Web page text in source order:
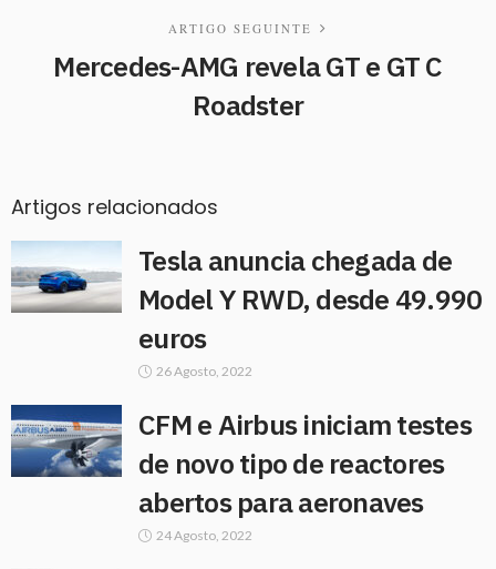
ARTIGO SEGUINTE
Mercedes-AMG revela GT e GT C
Roadster
Artigos relacionados
Tesla anuncia chegada de
Model Y RWD, desde 49.990
euros
26 Agosto, 2022
CFM e Airbus iniciam testes
de novo tipo de reactores
abertos para aeronaves
24 Agosto, 2022